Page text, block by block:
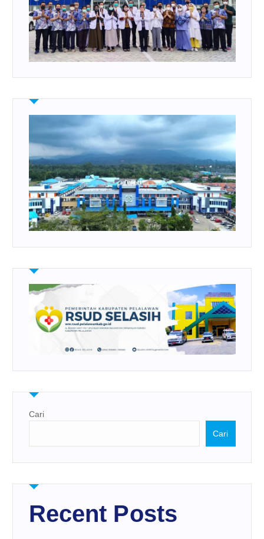
Cari
Cari
Recent Posts